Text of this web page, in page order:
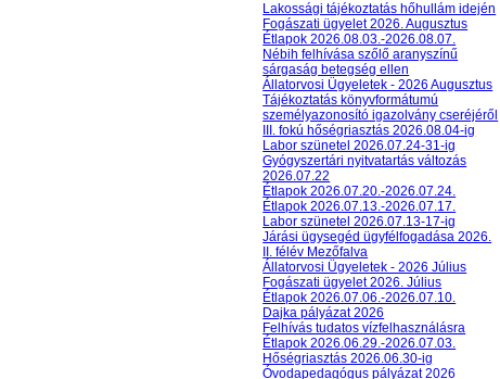
Lakossági tájékoztatás hőhullám idején
Fogászati ügyelet 2026. Augusztus
Étlapok 2026.08.03.-2026.08.07.
Nébih felhívása szőlő aranyszínű
sárgaság betegség ellen
Állatorvosi Ügyeletek - 2026 Augusztus
Tájékoztatás könyvformátumú
személyazonosító igazolvány cseréjéről
III. fokú hőségriasztás 2026.08.04-ig
Labor szünetel 2026.07.24-31-ig
Gyógyszertári nyitvatartás változás
2026.07.22
Étlapok 2026.07.20.-2026.07.24.
Étlapok 2026.07.13.-2026.07.17.
Labor szünetel 2026.07.13-17-ig
Járási ügysegéd ügyfélfogadása 2026.
II. félév Mezőfalva
Állatorvosi Ügyeletek - 2026 Július
Fogászati ügyelet 2026. Július
Étlapok 2026.07.06.-2026.07.10.
Dajka pályázat 2026
Felhívás tudatos vízfelhasználásra
Étlapok 2026.06.29.-2026.07.03.
Hőségriasztás 2026.06.30-ig
Óvodapedagógus pályázat 2026